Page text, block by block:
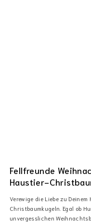
Fellfreunde
Haustier-
Verewige die Liebe zu
Christbaumkugeln. Egal ob
unvergesslichen